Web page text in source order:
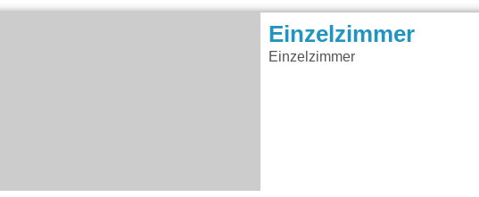
Einzelzimmer
Einzelzimmer